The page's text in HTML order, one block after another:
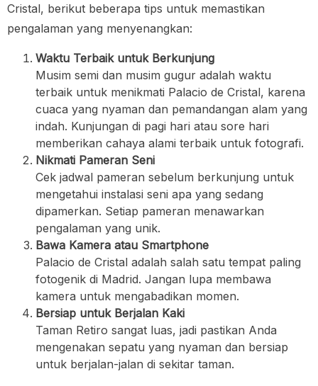
Cristal, berikut beberapa tips untuk memastikan
pengalaman yang menyenangkan:
Waktu Terbaik untuk Berkunjung
Musim semi dan musim gugur adalah waktu
terbaik untuk menikmati Palacio de Cristal, karena
cuaca yang nyaman dan pemandangan alam yang
indah. Kunjungan di pagi hari atau sore hari
memberikan cahaya alami terbaik untuk fotografi.
Nikmati Pameran Seni
Cek jadwal pameran sebelum berkunjung untuk
mengetahui instalasi seni apa yang sedang
dipamerkan. Setiap pameran menawarkan
pengalaman yang unik.
Bawa Kamera atau Smartphone
Palacio de Cristal adalah salah satu tempat paling
fotogenik di Madrid. Jangan lupa membawa
kamera untuk mengabadikan momen.
Bersiap untuk Berjalan Kaki
Taman Retiro sangat luas, jadi pastikan Anda
mengenakan sepatu yang nyaman dan bersiap
untuk berjalan-jalan di sekitar taman.